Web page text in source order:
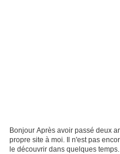
Bonjour Après avoir passé deux
propre site à moi. Il n'est pas
le découvrir dans quelques